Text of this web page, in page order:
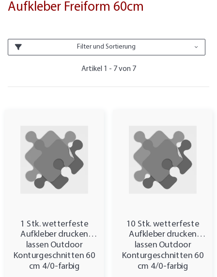
Aufkleber Freiform 60cm
Filter und Sortierung
Artikel 1 - 7 von 7
1 Stk. wetterfeste
Aufkleber drucken
lassen Outdoor
Konturgeschnitten 60
cm 4/0-farbig
10 Stk. wetterfeste
Aufkleber drucken
lassen Outdoor
Konturgeschnitten 60
cm 4/0-farbig